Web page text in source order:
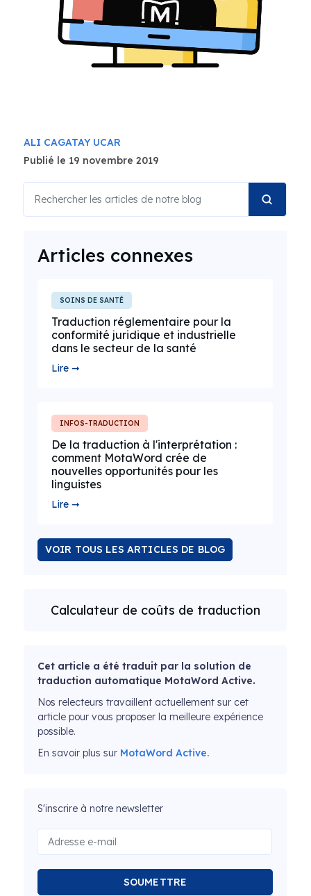
ALI CAGATAY UCAR
Publié le 19 novembre 2019
Articles connexes
SOINS DE SANTÉ
Traduction réglementaire pour la
conformité juridique et industrielle
dans le secteur de la santé
Lire ➞
INFOS-TRADUCTION
De la traduction à l'interprétation :
comment MotaWord crée de
nouvelles opportunités pour les
linguistes
Lire ➞
VOIR TOUS LES ARTICLES DE BLOG
Calculateur de coûts de traduction
Cet article a été traduit par la solution de
traduction automatique MotaWord Active.
Nos relecteurs travaillent actuellement sur cet
article pour vous proposer la meilleure expérience
possible.
En savoir plus sur MotaWord Active.
S'inscrire à notre newsletter
SOUMETTRE